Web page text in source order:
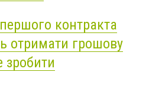
контракта
отримати грошову
зробити